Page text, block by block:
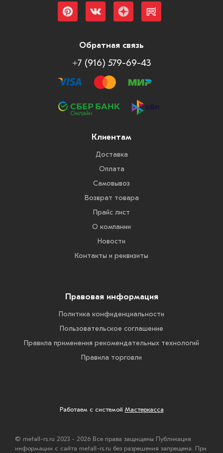
Обратная связь
+7 (916) 579-69-43
Клиентам
Доставка
Оплата
Самовывоз
Возврат товара
Прайс лист
О компании
Новости
Контакты и реквизиты
Правовая информация
Политика конфиденциальности
Пользовательское соглашение
Правила применения рекомендательных технологий
Правила торговли
Работаем с системой Мастеркасса
© metall-rs.ru 2023 - 2026 Все права защищены Публикация
информации с сайта metall-rs.ru без разрешения запрещена. При